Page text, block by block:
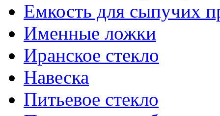
Емкость для сыпучих
Именные ложки
Иранское стекло
Навеска
Питьевое стекло